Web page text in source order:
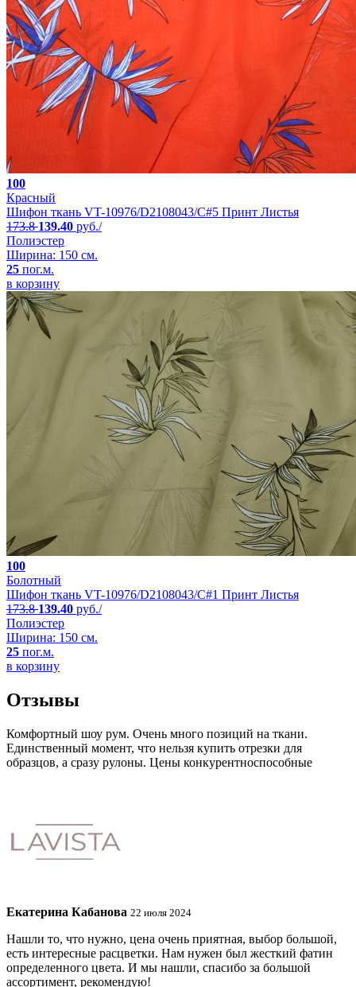
100
Красный
Шифон ткань VT-10976/D2108043/C#5 Принт Листья
173.8139.40 руб./
Полиэстер
Ширина: 150 см.
25 пог.м.
в корзину
100
Болотный
Шифон ткань VT-10976/D2108043/C#1 Принт Листья
173.8139.40 руб./
Полиэстер
Ширина: 150 см.
25 пог.м.
в корзину
Отзывы
Комфортный шоу рум. Очень много позиций на ткани.
Единственный момент, что нельзя купить отрезки для
образцов, а сразу рулоны. Цены конкурентноспособные
Екатерина Кабанова 22 июля 2024
Нашли то, что нужно, цена очень приятная, выбор большой,
есть интересные расцветки. Нам нужен был жесткий фатин
определенного цвета. И мы нашли, спасибо за большой
ассортимент, рекомендую!